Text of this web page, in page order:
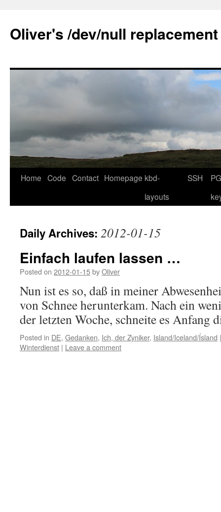
content
Oliver's /dev/null replacement
Home Code Contact Homepage kbd-
layouts
SSH
Daily Archives: 2012-01-15
Einfach laufen lassen …
Posted on 2012-01-15byOliver
Nun ist es so, daß in meiner
von Schnee herunterkam. Nach ein
der letzten Woche, schneite es Anfang
Posted in DE, Gedanken, Ich, der Zyniker, Island/Iceland/Ísland |
Winterdienst | Leave a comment